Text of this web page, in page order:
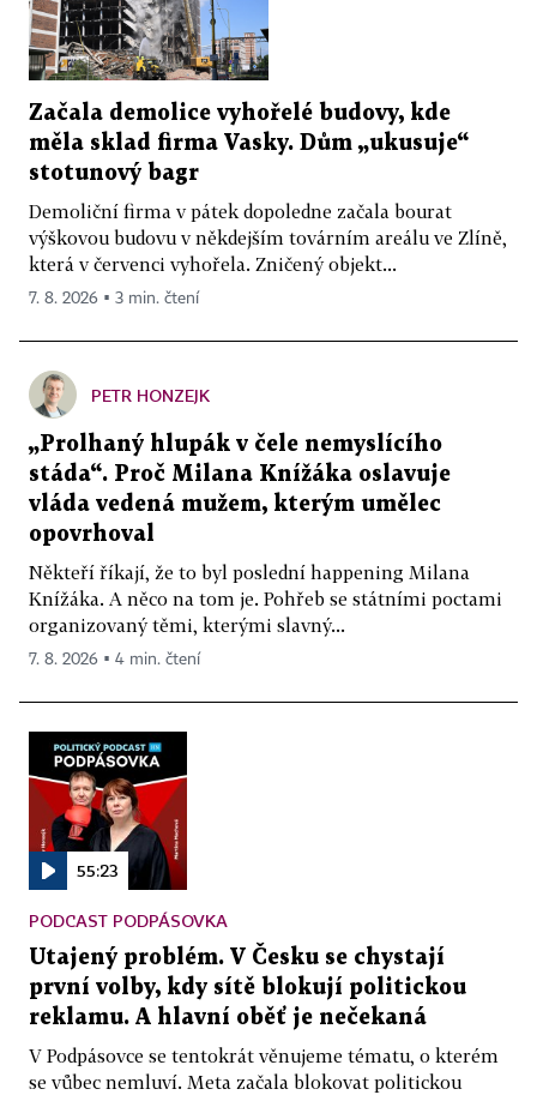
Začala demolice vyhořelé budovy, kde
měla sklad firma Vasky. Dům „ukusuje“
stotunový bagr
Demoliční firma v pátek dopoledne začala bourat
výškovou budovu v někdejším továrním areálu ve Zlíně,
která v červenci vyhořela. Zničený objekt...
7. 8. 2026 ▪ 3 min. čtení
PETR HONZEJK
„Prolhaný hlupák v čele nemyslícího
stáda“. Proč Milana Knížáka oslavuje
vláda vedená mužem, kterým umělec
opovrhoval
Někteří říkají, že to byl poslední happening Milana
Knížáka. A něco na tom je. Pohřeb se státními poctami
organizovaný těmi, kterými slavný...
7. 8. 2026 ▪ 4 min. čtení
55:23
PODCAST PODPÁSOVKA
Utajený problém. V Česku se chystají
první volby, kdy sítě blokují politickou
reklamu. A hlavní oběť je nečekaná
V Podpásovce se tentokrát věnujeme tématu, o kterém
se vůbec nemluví. Meta začala blokovat politickou